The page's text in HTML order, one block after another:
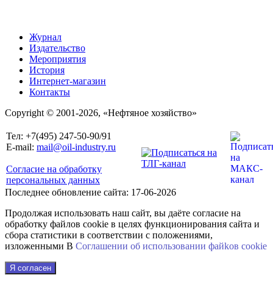
Журнал
Издательство
Мероприятия
История
Интернет-магазин
Контакты
Copyright © 2001-2026, «Нефтяное хозяйство»
Тел: +7(495) 247-50-90/91
E-mail: mail@oil-industry.ru
Согласие на обработку
персональных данных
Последнее обновление сайта: 17-06-2026
Продолжая использовать наш сайт, вы даёте согласие на
обработку файлов cookie в целях функционирования сайта и
сбора статистики в соответствии с положениями,
изложенными В Соглашении об использовании файkов cookie
Я согласен